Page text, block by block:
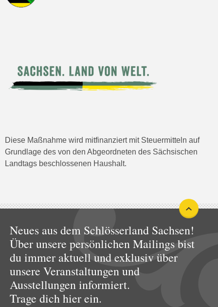
Diese Maßnahme wird mitfinanziert mit Steuermitteln auf
Grundlage des von den Abgeordneten des Sächsischen
Landtags beschlossenen Haushalt.
Neues aus dem Schlösserland Sachsen!
Über unsere persönlichen Mailings bist
du immer aktuell und exklusiv über
unsere Veranstaltungen und
Ausstellungen informiert.
Trage dich hier ein.